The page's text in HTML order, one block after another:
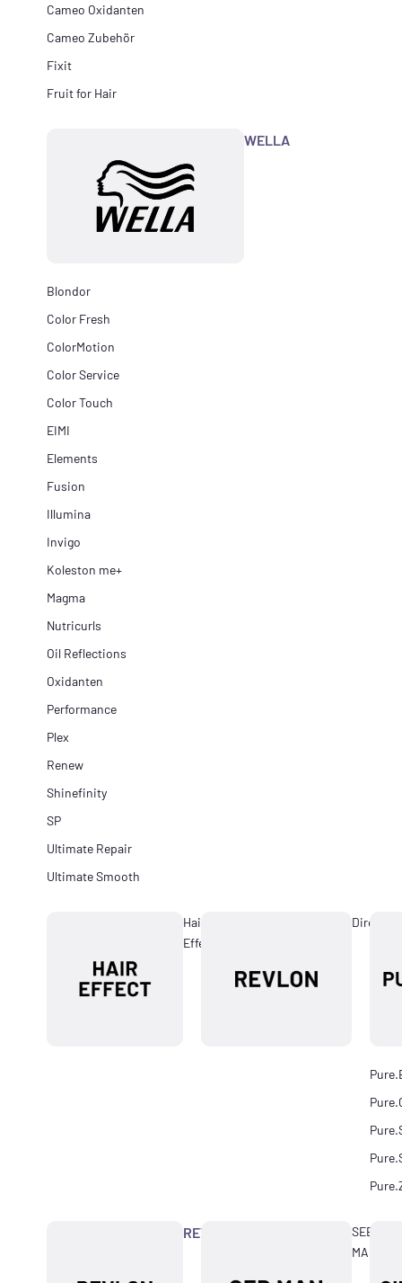
Cameo Oxidanten
Cameo Zubehör
Fixit
Fruit for Hair
WELLA
Blondor
Color Fresh
ColorMotion
Color Service
Color Touch
EIMI
Elements
Fusion
Illumina
Invigo
Koleston me+
Magma
Nutricurls
Oil Reflections
Oxidanten
Performance
Plex
Renew
Shinefinity
SP
Ultimate Repair
Ultimate Smooth
Hair
Effect
REVLON
SEB
MAN